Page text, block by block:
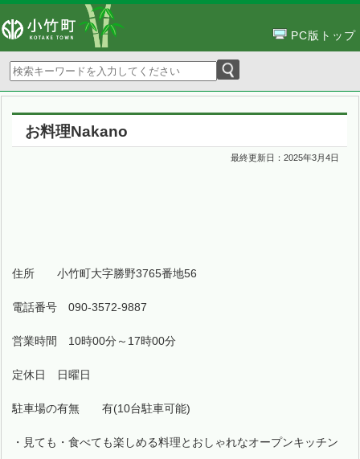
PC版トップ
お料理Nakano
最終更新日：2025年3月4日
住所 小竹町大字勝野3765番地56
電話番号 090-3572-9887
営業時間 10時00分～17時00分
定休日 日曜日
駐車場の有無 有(10台駐車可能)
・見ても・食べても楽しめる料理とおしゃれなオープンキッチン